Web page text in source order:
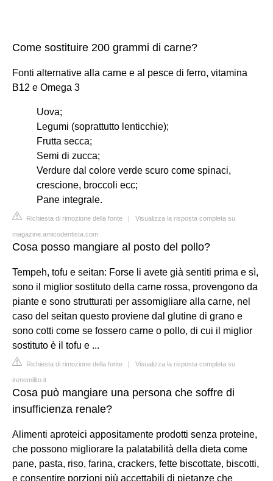
Come sostituire 200 grammi di carne?
Fonti alternative alla carne e al pesce di ferro, vitamina
B12 e Omega 3
Uova;
Legumi (soprattutto lenticchie);
Frutta secca;
Semi di zucca;
Verdure dal colore verde scuro come spinaci,
crescione, broccoli ecc;
Pane integrale.
Richiesta di rimozione della fonte | Visualizza la risposta completa su
magazine.amicodentista.com
Cosa posso mangiare al posto del pollo?
Tempeh, tofu e seitan: Forse li avete già sentiti prima e sì,
sono il miglior sostituto della carne rossa, provengono da
piante e sono strutturati per assomigliare alla carne, nel
caso del seitan questo proviene dal glutine di grano e
sono cotti come se fossero carne o pollo, di cui il miglior
sostituto è il tofu e ...
Richiesta di rimozione della fonte | Visualizza la risposta completa su
irenemilito.it
Cosa può mangiare una persona che soffre di
insufficienza renale?
Alimenti aproteici appositamente prodotti senza proteine,
che possono migliorare la palatabilità della dieta come
pane, pasta, riso, farina, crackers, fette biscottate, biscotti,
e consentire porzioni più accettabili di pietanze che